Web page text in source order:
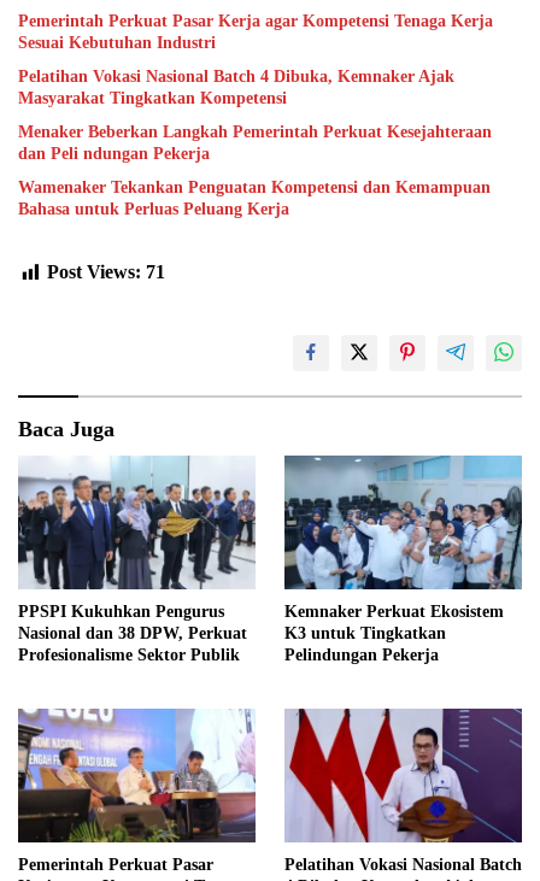
Pemerintah Perkuat Pasar Kerja agar Kompetensi Tenaga Kerja
Sesuai Kebutuhan Industri
Pelatihan Vokasi Nasional Batch 4 Dibuka, Kemnaker Ajak
Masyarakat Tingkatkan Kompetensi
Menaker Beberkan Langkah Pemerintah Perkuat Kesejahteraan
dan Peli ndungan Pekerja
Wamenaker Tekankan Penguatan Kompetensi dan Kemampuan
Bahasa untuk Perluas Peluang Kerja
Post Views: 71
Baca Juga
PPSPI Kukuhkan Pengurus
Nasional dan 38 DPW, Perkuat
Profesionalisme Sektor Publik
Kemnaker Perkuat Ekosistem
K3 untuk Tingkatkan
Pelindungan Pekerja
Pemerintah Perkuat Pasar
Pelatihan Vokasi Nasional Batch